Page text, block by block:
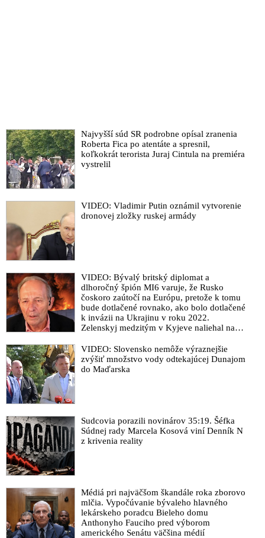
Najvyšší súd SR podrobne opísal zranenia
Roberta Fica po atentáte a spresnil,
koľkokrát terorista Juraj Cintula na premiéra
vystrelil
VIDEO: Vladimir Putin oznámil vytvorenie
dronovej zložky ruskej armády
VIDEO: Bývalý britský diplomat a
dlhoročný špión MI6 varuje, že Rusko
čoskoro zaútočí na Európu, pretože k tomu
bude dotlačené rovnako, ako bolo dotlačené
k invázii na Ukrajinu v roku 2022.
Zelenskyj medzitým v Kyjeve naliehal na
zháňali energie pre Ukrajinu na zimu. Putin
vraj bude mobilizovať a vojna sa do zimy
pravdepodobne neskončí
VIDEO: Slovensko nemôže výraznejšie
zvýšiť množstvo vody odtekajúcej Dunajom
do Maďarska
Sudcovia porazili novinárov 35:19. Šéfka
Súdnej rady Marcela Kosová viní Denník N
z krivenia reality
Médiá pri najväčšom škandále roka zborovo
mlčia. Vypočúvanie bývaleho hlavného
lekárskeho poradcu Bieleho domu
Anthonyho Fauciho pred výborom
amerického Senátu väčšina médií